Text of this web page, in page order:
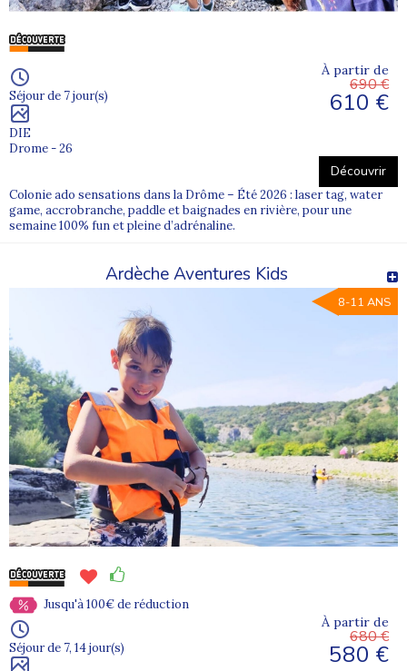
Séjour de 7 jour(s)
DIE
Drome - 26
À partir de
690 €
610 €
Découvrir
Colonie ado sensations dans la Drôme – Été 2026 : laser tag, water
game, accrobranche, paddle et baignades en rivière, pour une
semaine 100% fun et pleine d’adrénaline.
Ardèche Aventures Kids
8-11 ANS
Jusqu'à 100€ de réduction
Séjour de 7, 14 jour(s)
À partir de
680 €
580 €